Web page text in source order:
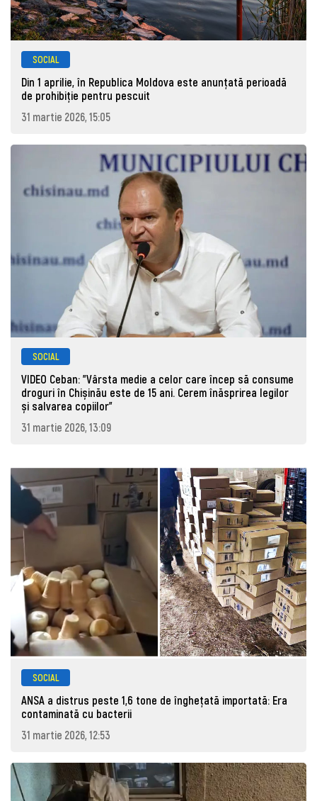
SOCIAL
Din 1 aprilie, în Republica Moldova este anunţată perioadă
de prohibiţie pentru pescuit
31 martie 2026, 15:05
SOCIAL
VIDEO Ceban: "Vârsta medie a celor care încep să consume
droguri în Chișinău este de 15 ani. Cerem înăsprirea legilor
și salvarea copiilor"
31 martie 2026, 13:09
SOCIAL
ANSA a distrus peste 1,6 tone de înghețată importată: Era
contaminată cu bacterii
31 martie 2026, 12:53